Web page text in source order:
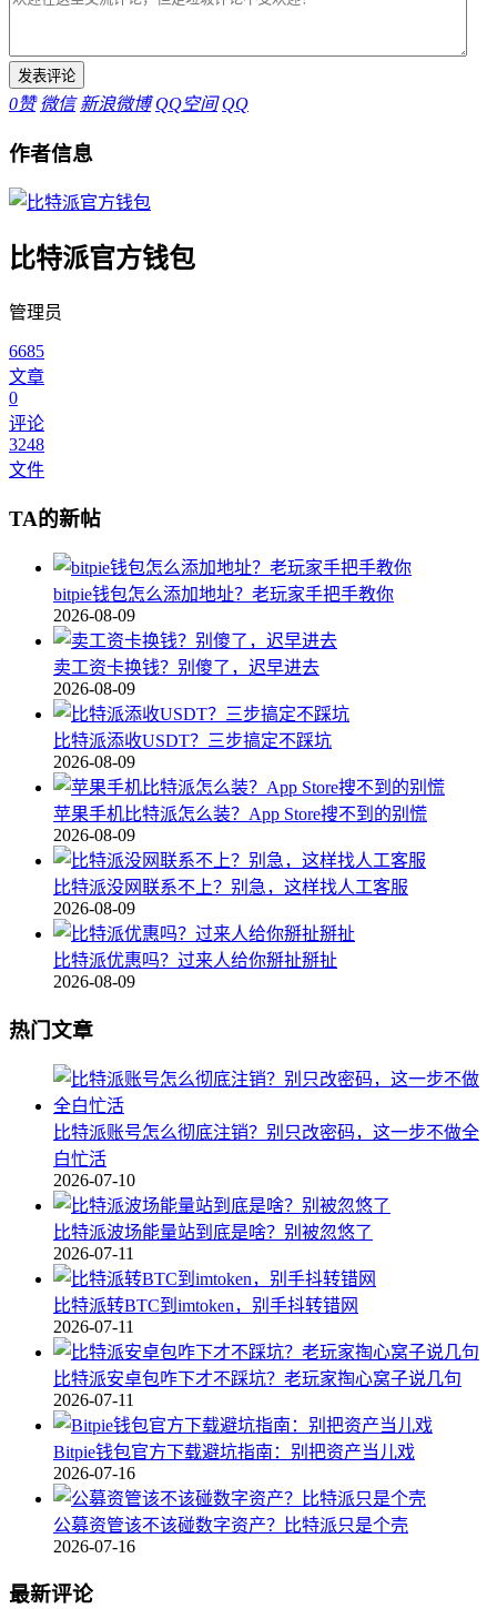
0赞 微信 新浪微博 QQ空间 QQ
作者信息
比特派官方钱包
管理员
6685
文章
0
评论
3248
文件
TA的新帖
bitpie钱包怎么添加地址？老玩家手把手教你
2026-08-09
卖工资卡换钱？别傻了，迟早进去
2026-08-09
比特派添收USDT？三步搞定不踩坑
2026-08-09
苹果手机比特派怎么装？App Store搜不到的别慌
2026-08-09
比特派没网联系不上？别急，这样找人工客服
2026-08-09
比特派优惠吗？过来人给你掰扯掰扯
2026-08-09
热门文章
比特派账号怎么彻底注销？别只改密码，这一步不做全
白忙活
2026-07-10
比特派波场能量站到底是啥？别被忽悠了
2026-07-11
比特派转BTC到imtoken，别手抖转错网
2026-07-11
比特派安卓包咋下才不踩坑？老玩家掏心窝子说几句
2026-07-11
Bitpie钱包官方下载避坑指南：别把资产当儿戏
2026-07-16
公募资管该不该碰数字资产？比特派只是个壳
2026-07-16
最新评论